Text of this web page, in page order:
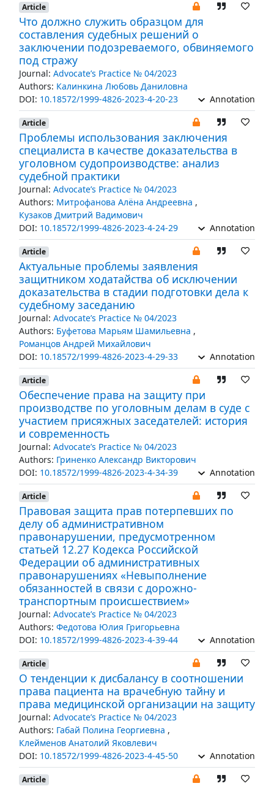
Article
Что должно служить образцом для
составления судебных решений о
заключении подозреваемого, обвиняемого
под стражу
Journal: Advocate’s Practice № 04/2023
Authors: Калинкина Любовь Даниловна
DOI: 10.18572/1999-4826-2023-4-20-23 Annotation
Article
Проблемы использования заключения
специалиста в качестве доказательства в
уголовном судопроизводстве: анализ
судебной практики
Journal: Advocate’s Practice № 04/2023
Authors: Митрофанова Алёна Андреевна ,
Кузаков Дмитрий Вадимович
DOI: 10.18572/1999-4826-2023-4-24-29 Annotation
Article
Актуальные проблемы заявления
защитником ходатайства об исключении
доказательства в стадии подготовки дела к
судебному заседанию
Journal: Advocate’s Practice № 04/2023
Authors: Буфетова Марьям Шамильевна ,
Романцов Андрей Михайлович
DOI: 10.18572/1999-4826-2023-4-29-33 Annotation
Article
Обеспечение права на защиту при
производстве по уголовным делам в суде с
участием присяжных заседателей: история
и современность
Journal: Advocate’s Practice № 04/2023
Authors: Гриненко Александр Викторович
DOI: 10.18572/1999-4826-2023-4-34-39 Annotation
Article
Правовая защита прав потерпевших по
делу об административном
правонарушении, предусмотренном
статьей 12.27 Кодекса Российской
Федерации об административных
правонарушениях «Невыполнение
обязанностей в связи с дорожно-
транспортным происшествием»
Journal: Advocate’s Practice № 04/2023
Authors: Федотова Юлия Григорьевна
DOI: 10.18572/1999-4826-2023-4-39-44 Annotation
Article
О тенденции к дисбалансу в соотношении
права пациента на врачебную тайну и
права медицинской организации на защиту
Journal: Advocate’s Practice № 04/2023
Authors: Габай Полина Георгиевна ,
Клейменов Анатолий Яковлевич
DOI: 10.18572/1999-4826-2023-4-45-50 Annotation
Article